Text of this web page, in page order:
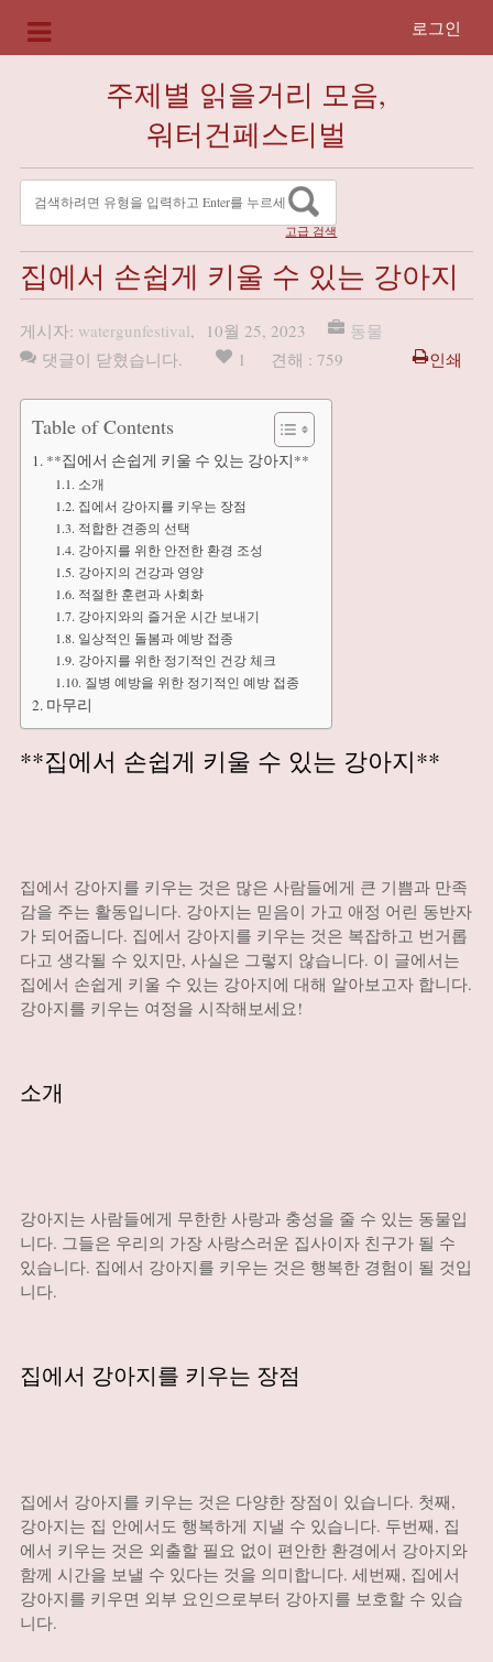
로그인
주제별 읽을거리 모음,
워터건페스티벌
고급 검색
집에서 손쉽게 키울 수 있는 강아지
게시자: watergunfestival, 10월 25, 2023
동물
댓글이 닫혔습니다.
1 견해 : 759 인쇄
Table of Contents
**집에서 손쉽게 키울 수 있는 강아지**
소개
집에서 강아지를 키우는 장점
적합한 견종의 선택
강아지를 위한 안전한 환경 조성
강아지의 건강과 영양
적절한 훈련과 사회화
강아지와의 즐거운 시간 보내기
일상적인 돌봄과 예방 접종
강아지를 위한 정기적인 건강 체크
질병 예방을 위한 정기적인 예방 접종
마무리
**집에서 손쉽게 키울 수 있는 강아지**
집에서 강아지를 키우는 것은 많은 사람들에게 큰 기쁨과 만족
감을 주는 활동입니다. 강아지는 믿음이 가고 애정 어린 동반자
가 되어줍니다. 집에서 강아지를 키우는 것은 복잡하고 번거롭
다고 생각될 수 있지만, 사실은 그렇지 않습니다. 이 글에서는
집에서 손쉽게 키울 수 있는 강아지에 대해 알아보고자 합니다.
강아지를 키우는 여정을 시작해보세요!
소개
강아지는 사람들에게 무한한 사랑과 충성을 줄 수 있는 동물입
니다. 그들은 우리의 가장 사랑스러운 집사이자 친구가 될 수
있습니다. 집에서 강아지를 키우는 것은 행복한 경험이 될 것입
니다.
집에서 강아지를 키우는 장점
집에서 강아지를 키우는 것은 다양한 장점이 있습니다. 첫째,
강아지는 집 안에서도 행복하게 지낼 수 있습니다. 두번째, 집
에서 키우는 것은 외출할 필요 없이 편안한 환경에서 강아지와
함께 시간을 보낼 수 있다는 것을 의미합니다. 세번째, 집에서
강아지를 키우면 외부 요인으로부터 강아지를 보호할 수 있습
니다.